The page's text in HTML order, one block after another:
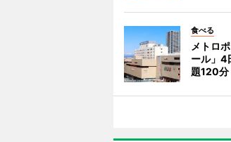
食べる
メトロ
ール」
題120分